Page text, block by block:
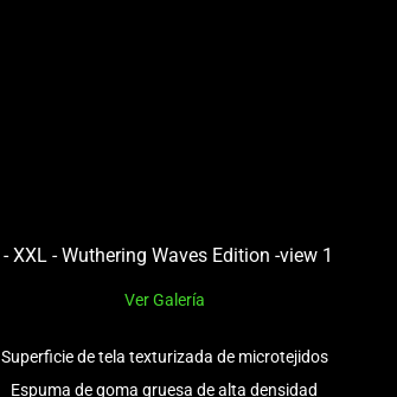
Ver Galería
Superficie de tela texturizada de microtejidos
Espuma de goma gruesa de alta densidad